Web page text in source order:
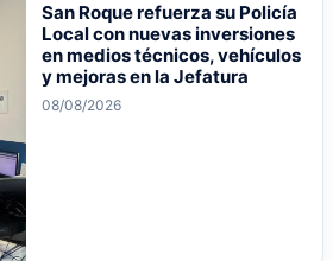
San Roque refuerza su Policía
Local con nuevas inversiones
en medios técnicos, vehículos
y mejoras en la Jefatura
08/08/2026